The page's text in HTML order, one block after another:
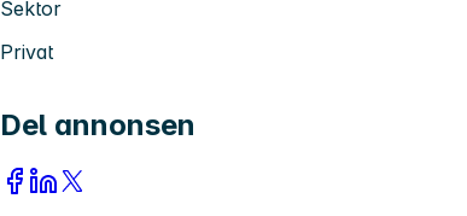
Sektor
Privat
Del annonsen